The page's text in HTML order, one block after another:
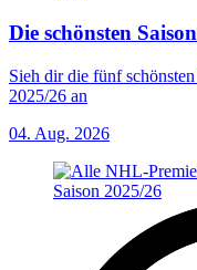
Die schönsten
Sieh dir die fünf
2025/26 an
04. Aug. 2026